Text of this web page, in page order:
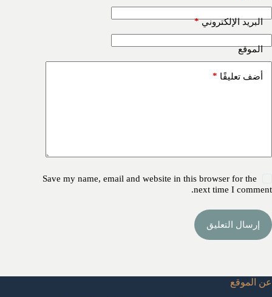
البريد الإلكتروني*
الموقع
أضف تعليقًا *
Save my name, email and website in this browser for the
next time I comment.
إرسال التعليق
عن الموقع